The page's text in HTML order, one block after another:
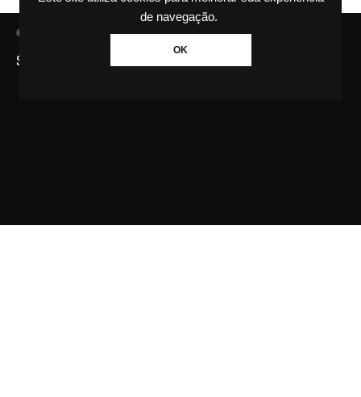
de navegação.
OK
© Agência GBC. Aqui tem notícia. Todos os direitos reservados.
SAIBA MAIS SOBRE A AGÊNCIA GBC